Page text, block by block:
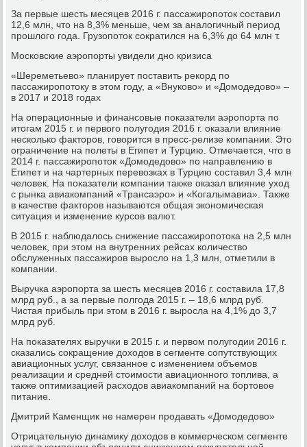
За первые шесть месяцев 2016 г. пассажиропоток составил
12,6 млн, что на 8,3% меньше, чем за аналогичный период
прошлого года. Грузопоток сократился на 6,3% до 64 млн т.
Московские аэропорты увидели дно кризиса
«Шереметьево» планирует поставить рекорд по
пассажиропотоку в этом году, а «Внуково» и «Домодедово» –
в 2017 и 2018 годах
На операционные и финансовые показатели аэропорта по
итогам 2015 г. и первого полугодия 2016 г. оказали влияние
несколько факторов, говорится в пресс-релизе компании. Это
ограничение на полеты в Египет и Турцию. Отмечается, что в
2014 г. пассажиропоток «Домодедово» по направлению в
Египет и на чартерных перевозках в Турцию составил 3,4 млн
человек. На показатели компании также оказал влияние уход
с рынка авиакомпаний «Трансаэро» и «Когалымавиа». Также
в качестве факторов называются общая экономическая
ситуация и изменение курсов валют.
В 2015 г. наблюдалось снижение пассажиропотока на 2,5 млн
человек, при этом на внутренних рейсах количество
обслуженных пассажиров выросло на 1,3 млн, отметили в
компании.
Выручка аэропорта за шесть месяцев 2016 г. составила 17,8
млрд руб., а за первые полгода 2015 г. – 18,6 млрд руб.
Чистая прибыль при этом в 2016 г. выросла на 4,1% до 3,7
млрд руб.
На показателях выручки в 2015 г. и первом полугодии 2016 г.
сказались сокращение доходов в сегменте сопутствующих
авиационных услуг, связанное с изменением объемов
реализации и средней стоимости авиационного топлива, а
также оптимизацией расходов авиакомпаний на бортовое
питание.
Дмитрий Каменщик не намерен продавать «Домодедово»
Отрицательную динамику доходов в коммерческом сегменте